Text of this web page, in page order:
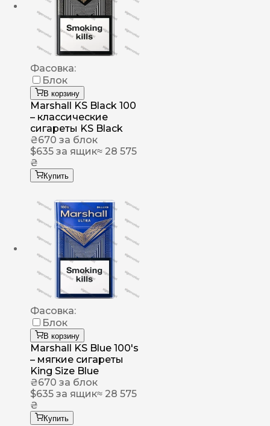
Фасовка:
Блок
В корзину
Marshall KS Black 100
– классические
сигареты KS Black
₴670 за блок
$635 за ящик≈ 28 575
₴
Купить
Фасовка:
Блок
В корзину
Marshall KS Blue 100's
– мягкие сигареты
King Size Blue
₴670 за блок
$635 за ящик≈ 28 575
₴
Купить